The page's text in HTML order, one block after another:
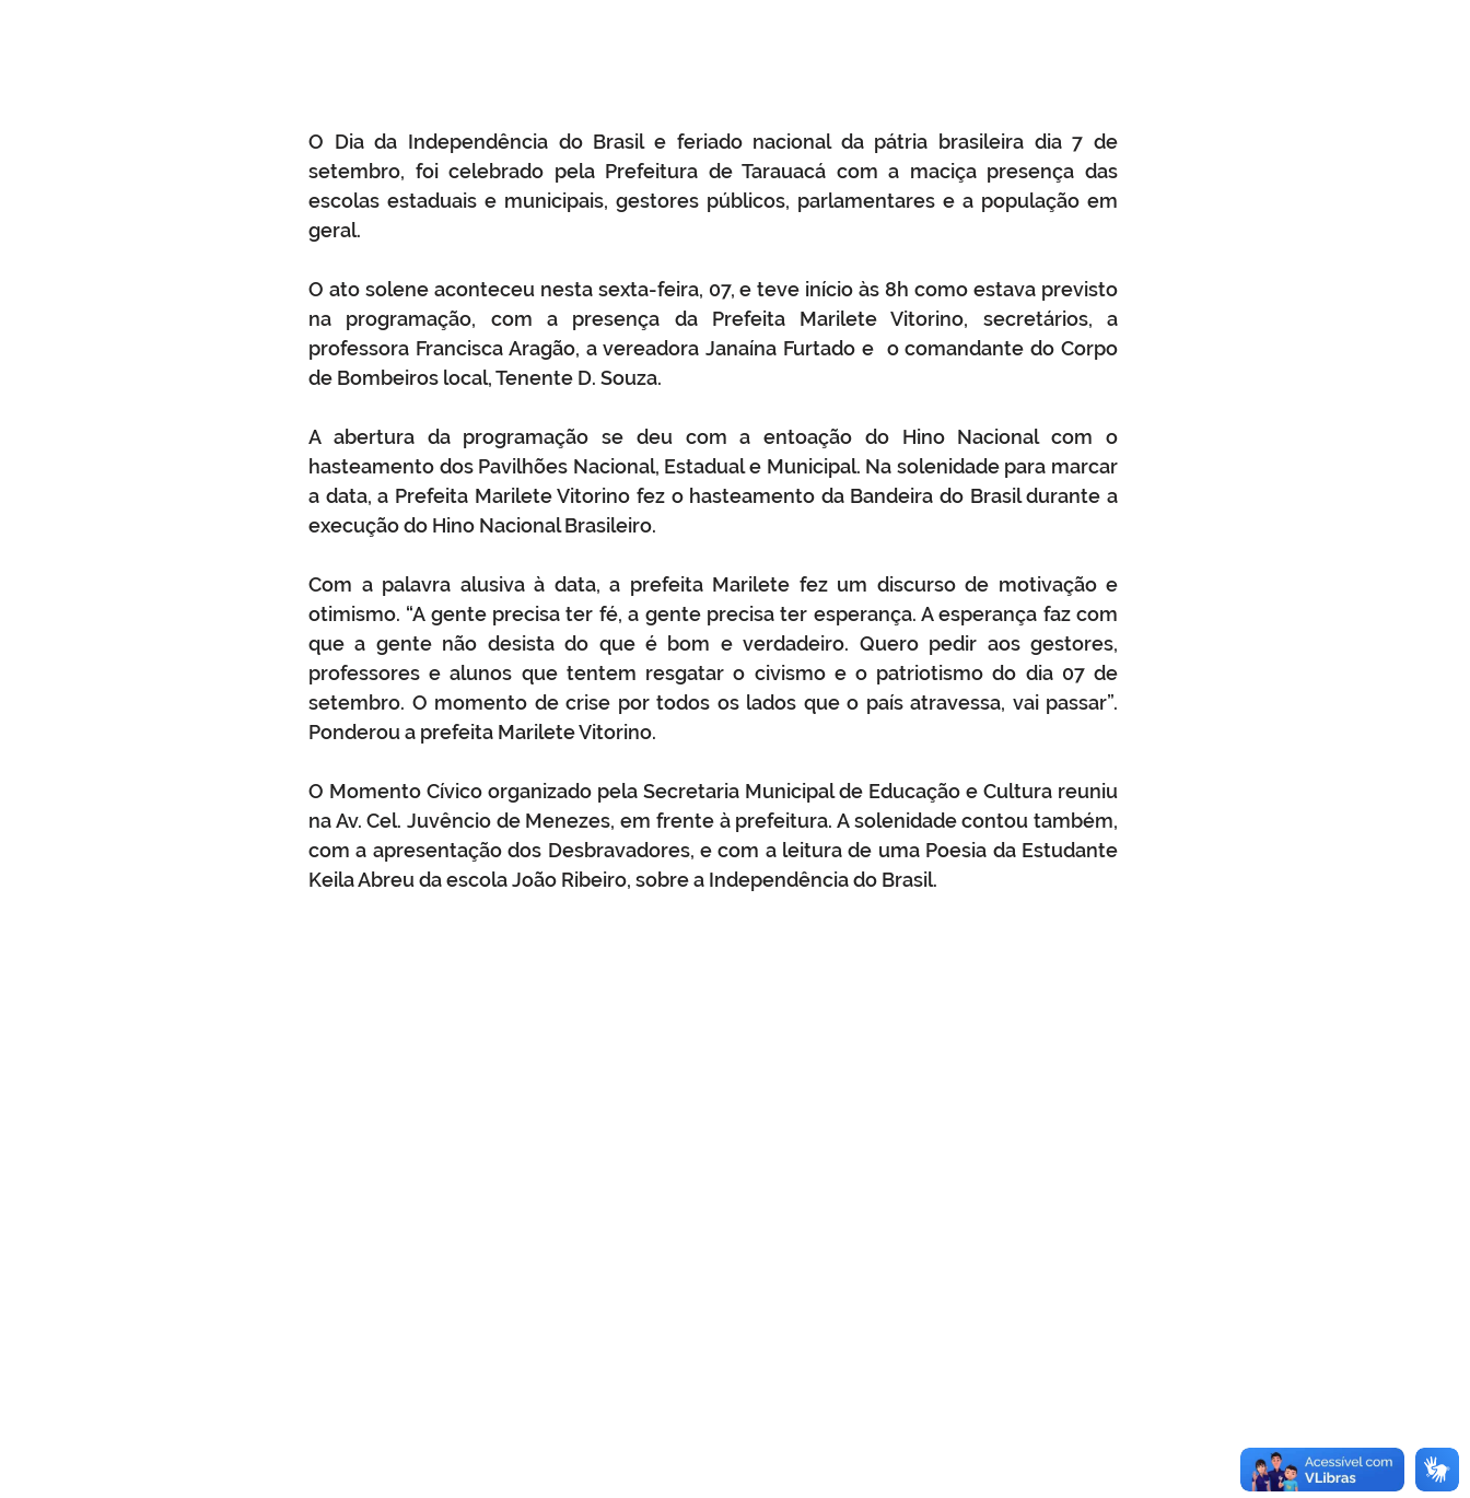
O Dia da Independência do Brasil e feriado nacional da pátria brasileira dia 7 de
setembro, foi celebrado pela Prefeitura de Tarauacá com a maciça presença das
escolas estaduais e municipais, gestores públicos, parlamentares e a população em
geral.
O ato solene aconteceu nesta sexta-feira, 07, e teve início às 8h como estava previsto
na programação, com a presença da Prefeita Marilete Vitorino, secretários, a
professora Francisca Aragão, a vereadora Janaína Furtado e  o comandante do Corpo
de Bombeiros local, Tenente D. Souza.
A abertura da programação se deu com a entoação do Hino Nacional com o
hasteamento dos Pavilhões Nacional, Estadual e Municipal. Na solenidade para marcar
a data, a Prefeita Marilete Vitorino fez o hasteamento da Bandeira do Brasil durante a
execução do Hino Nacional Brasileiro.
Com a palavra alusiva à data, a prefeita Marilete fez um discurso de motivação e
otimismo. “A gente precisa ter fé, a gente precisa ter esperança. A esperança faz com
que a gente não desista do que é bom e verdadeiro. Quero pedir aos gestores,
professores e alunos que tentem resgatar o civismo e o patriotismo do dia 07 de
setembro. O momento de crise por todos os lados que o país atravessa, vai passar”.
Ponderou a prefeita Marilete Vitorino.
O Momento Cívico organizado pela Secretaria Municipal de Educação e Cultura reuniu
na Av. Cel. Juvêncio de Menezes, em frente à prefeitura. A solenidade contou também,
com a apresentação dos Desbravadores, e com a leitura de uma Poesia da Estudante
Keila Abreu da escola João Ribeiro, sobre a Independência do Brasil.